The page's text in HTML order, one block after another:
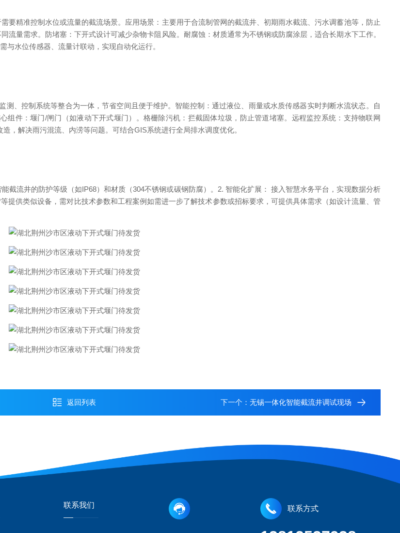
要精准控制水位或流量的截流场景。应用场景：主要用于合流制管网的截流井、初期雨水截流、污水调蓄池等，防止
量需求。防堵塞：下开式设计可减少杂物卡阻风险。耐腐蚀：材质通常为不锈钢或防腐涂层，适合长期水下工作。
水位传感器、流量计联动，实现自动化运行。
测、控制系统等整合为一体，节省空间且便于维护。智能控制：通过液位、雨量或水质传感器实时判断水流状态。自
组件：堰门/闸门（如液动下开式堰门）。格栅除污机：拦截固体垃圾，防止管道堵塞。远程监控系统：支持物联网
，解决雨污混流、内涝等问题。可结合GIS系统进行全局排水调度优化。
截流井的防护等级（如IP68）和材质（304不锈钢或碳钢防腐）。2. 智能化扩展： 接入智慧水务平台，实现数据分析
提供类似设备，需对比技术参数和工程案例如需进一步了解技术参数或招标要求，可提供具体需求（如设计流量、管
返回列表 下一个： 无锡一体化智能截流井调试现场
联系我们 联系方式